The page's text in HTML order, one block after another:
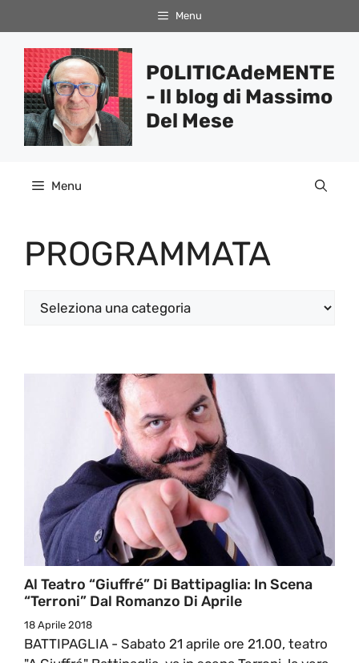
al
contenuto
Menu
POLITICAdeMENTE
- Il blog di Massimo
Del Mese
Menu
PROGRAMMATA
Categorie
Al Teatro “Giuffré” Di Battipaglia: In Scena
“Terroni” Dal Romanzo Di Aprile
18 Aprile 2018
BATTIPAGLIA - Sabato 21 aprile ore 21.00, teatro